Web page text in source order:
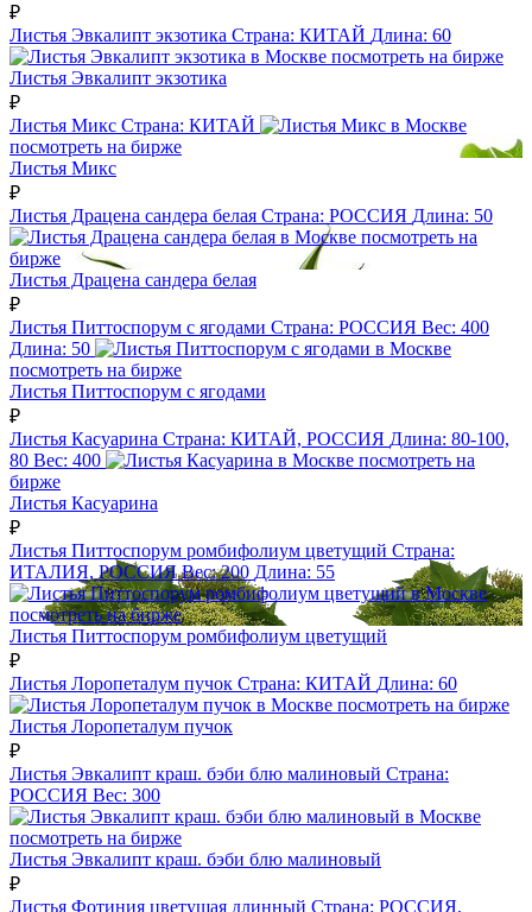
₽
Листья Эвкалипт экзотика Страна: КИТАЙ Длина: 60
посмотреть на бирже
Листья Эвкалипт экзотика
₽
Листья Микс Страна: КИТАЙ
посмотреть на бирже
Листья Микс
₽
Листья Драцена сандера белая Страна: РОССИЯ Длина: 50
посмотреть на
бирже
Листья Драцена сандера белая
₽
Листья Питтоспорум с ягодами Страна: РОССИЯ Вес: 400
Длина: 50
посмотреть на бирже
Листья Питтоспорум с ягодами
₽
Листья Касуарина Страна: КИТАЙ, РОССИЯ Длина: 80-100,
80 Вес: 400
посмотреть на
бирже
Листья Касуарина
₽
Листья Питтоспорум ромбифолиум цветущий Страна:
ИТАЛИЯ, РОССИЯ Вес:200 Длина: 55
посмотреть на бирже
Листья Питтоспорум ромбифолиум цветущий
₽
Листья Лоропеталум пучок Страна: КИТАЙ Длина: 60
посмотреть на бирже
Листья Лоропеталум пучок
₽
Листья Эвкалипт краш. бэби блю малиновый Страна:
РОССИЯ Вес: 300
посмотреть на бирже
Листья Эвкалипт краш. бэби блю малиновый
₽
Листья Фотиния цветущая длинный Страна: РОССИЯ,